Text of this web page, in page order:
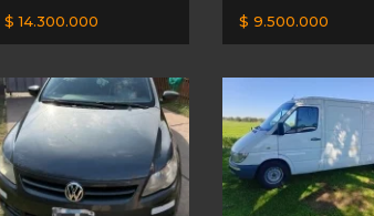
$ 14.300.000 $ 9.500.000